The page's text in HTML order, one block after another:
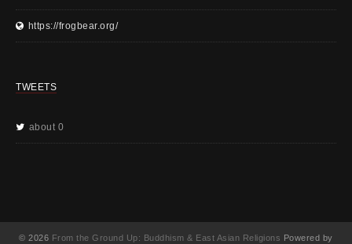
https://frogbear.org/
TWEETS
about 0
© 2026 From the Ground Up: Buddhism & East Asian Religions Powered by